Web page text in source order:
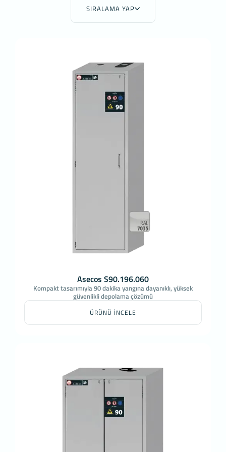
SIRALAMA YAP
Asecos S90.196.060
Kompakt tasarımıyla 90 dakika yangına dayanıklı, yüksek
güvenlikli depolama çözümü
ÜRÜNÜ İNCELE
Çerezler, ziyaret ettiğiniz internet siteleri
tarafından tarayıcılar aracılığıyla cihazınıza veya
bir sonraki ziyaretinizde tercihlerinizin
hatırlanmasına ve sitedeki deneyiminizi
iyileştirmek için hizmetlerimizde geliştirmeler
yapmamıza yardımcı olur. Böylece bir sonraki
ziyaretinizde daha iyi ve kişiselleştirilmiş bir
İnternet sitesinin işlevselliğini ve
performansını arttırmak yoluyla sizlere
İnternet Sitesinin, sizin ve Kurum’un hukuki
ve ticari güvenliğinin teminini sağlamak, Site
üzerinden sahte işlemlerin
5651 sayılı Internet Ortamında Yapılan
Yayınların Düzenlenmesi ve Bu Yayınlar
Yoluyla İşlenen Suçlarla Mücadele Edilmesi
Hakkında Kanun ve Internet Ortamında
Yapılan Yayınların Düzenlenmesine Dair Usul
3.İNTERNET SİTEMİZDE KULLANILAN
ÇEREZ TÜRLERİ
3.1.Oturum Çerezleri
Oturum çerezlerini ziyaretinizi süresince internet
sitesinin düzgün bir şekilde çalışmasının teminini